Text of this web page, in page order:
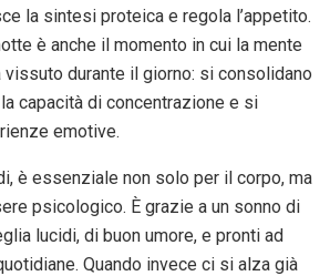
la sintesi proteica e regola l’appetito.
è anche il momento in cui la mente
vissuto durante il giorno: si consolidano
capacità di concentrazione e si
emotive.
è essenziale non solo per il corpo, ma
psicologico. È grazie a un sonno di
lucidi, di buon umore, e pronti ad
Quando invece ci si alza già